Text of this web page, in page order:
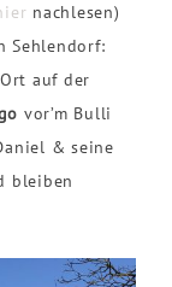
nachlesen)
Sehlendorf:
auf der
vor’m Bulli
& seine
bleiben